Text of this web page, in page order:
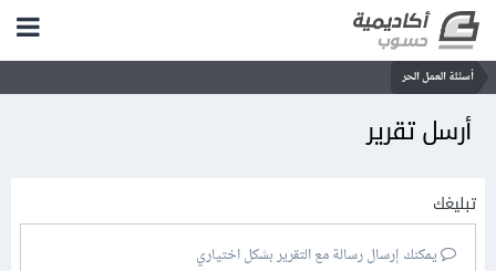
أسئلة العمل الحر
أرسل تقرير
تبليغك
يمكنك إرسال رسالة مع التقرير بشكل اختياري